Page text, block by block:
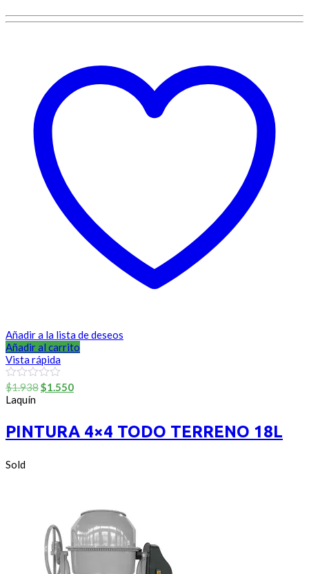
Añadir a la lista de deseos
Añadir al carrito
Vista rápida
0
out
of
$1.938El
era:
$1.938.
$1.550El
es:
$1.550.
Laquín
PINTURA 4×4 TODO TERRENO 18L
Sold